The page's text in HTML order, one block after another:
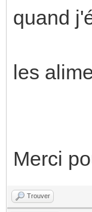
quand
les
Merci
Trouver